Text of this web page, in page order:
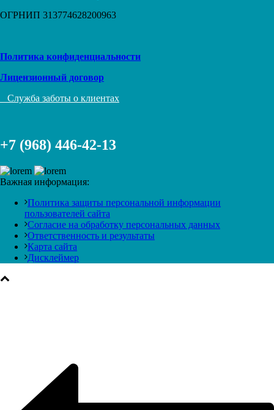
ОГРНИП 313774628200963
Политика конфиденциальности
Лицензионный договор
Служба заботы о клиентах
+7 (968) 446-42-13
Важная информация:
Политика защиты персональной информации
пользователей сайта
Согласие на обработку персональных данных
Ответственность и результаты
Карта сайта
Дисклеймер